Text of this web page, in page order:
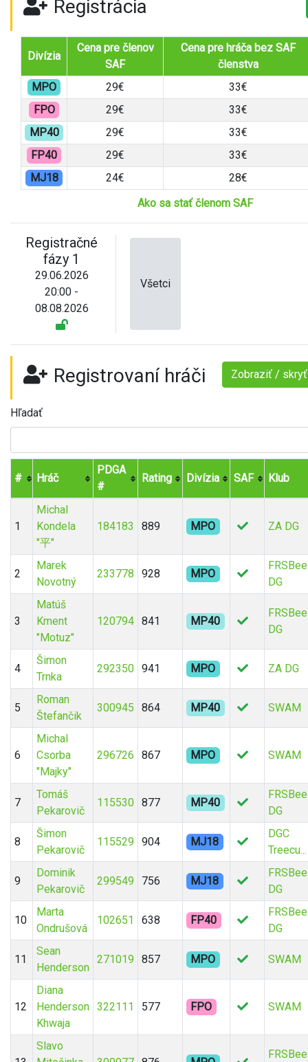
Registrácia
Divízia
Cena pre členov
SAF
Cena pre hráča bez SAF
členstva
MPO
29€
33€
FPO
29€
33€
MP40
29€
33€
FP40
29€
33€
MJ18
24€
28€
Ako sa stať členom SAF
Registračné
fázy 1
29.06.2026
20:00 -
08.08.2026
Všetci
Registrovaní hráči Zobraziť / skryť
Hľadať
# Hráč
PDGA
#
Rating Divízia SAF Klub
1
Michal
Kondela
"平"
184183 889 MPO ZA DG
2
Marek
Novotný
233778 928 MPO
FRSBee
DG
3
Matúš
Kment
"Motuz"
120794 841 MP40
FRSBee
DG
4
Šimon
Trnka
292350 941 MPO ZA DG
5
Roman
Štefančik
300945 864 MP40 SWAM
6
Michal
Csorba
"Majky"
296726 867 MPO SWAM
7
Tomáš
Pekarovič
115530 877 MP40
FRSBee
DG
8
Šimon
Pekarovič
115529 904 MJ18
DGC
Treecu...
9
Dominik
Pekarovič
299549 756 MJ18
FRSBee
DG
10
Marta
Ondrušová
102651 638 FP40
FRSBee
DG
11
Sean
Henderson
271019 857 MPO SWAM
12
Diana
Henderson
Khwaja
322111 577 FPO SWAM
Slavo
FRSBee